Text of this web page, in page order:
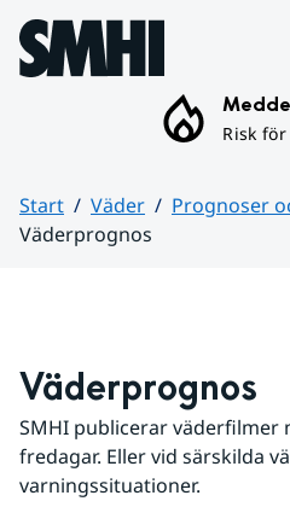
Hoppa till sidans innehåll
Risk
Start Väder
Prognoser
Väderprognos
Väderprognos
SMHI publicerar väderfilmer
fredagar. Eller vid särskilda
varningssituationer.